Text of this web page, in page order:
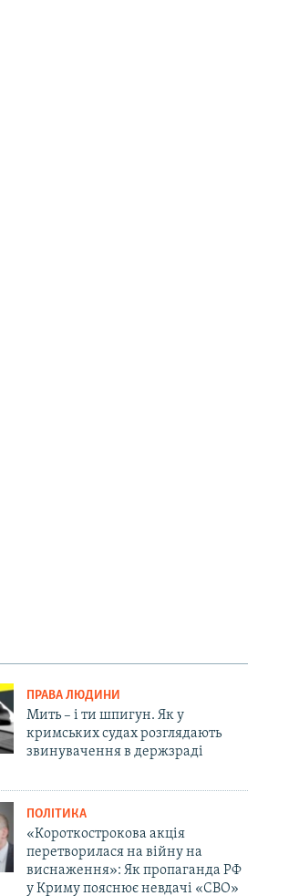
ПРАВА ЛЮДИНИ
Мить – і ти шпигун. Як у
кримських судах розглядають
звинувачення в держзраді
ПОЛІТИКА
«Короткострокова акція
перетворилася на війну на
виснаження»: Як пропаганда РФ
у Криму пояснює невдачі «СВО»